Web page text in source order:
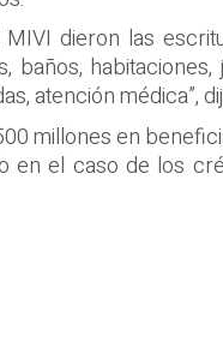
MIVI dieron las
habitaciones,
atención médica”,
millones en
en el caso de los